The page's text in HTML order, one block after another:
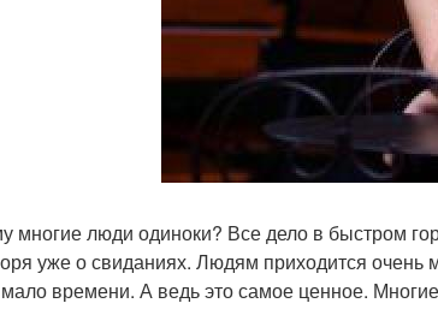
многие люди одиноки? Все дело в быстром
уже о свиданиях. Людям приходится очень
времени. А ведь это самое ценное.